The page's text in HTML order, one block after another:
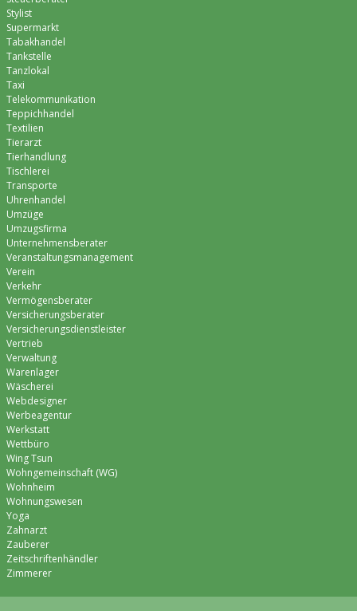
Stylist
Supermarkt
Tabakhandel
Tankstelle
Tanzlokal
Taxi
Telekommunikation
Teppichhandel
Textilien
Tierarzt
Tierhandlung
Tischlerei
Transporte
Uhrenhandel
Umzüge
Umzugsfirma
Unternehmensberater
Veranstaltungsmanagement
Verein
Verkehr
Vermögensberater
Versicherungsberater
Versicherungsdienstleister
Vertrieb
Verwaltung
Warenlager
Wäscherei
Webdesigner
Werbeagentur
Werkstatt
Wettbüro
Wing Tsun
Wohngemeinschaft (WG)
Wohnheim
Wohnungswesen
Yoga
Zahnarzt
Zauberer
Zeitschriftenhändler
Zimmerer